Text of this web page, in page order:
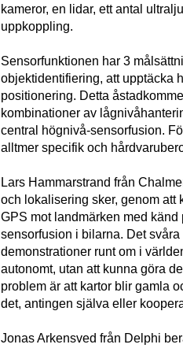
kameror, en lidar, ett antal
uppkoppling.
Sensorfunktionen har 3
objektidentifiering, att upptäcka
positionering. Detta
kombinationer av
central högnivå-sensorfusion.
alltmer specifik och
Lars Hammarstrand från
och lokalisering sker, genom att
GPS mot landmärken med
sensorfusion i bilarna. Det
demonstrationer runt om i
autonomt, utan att kunna göra
problem är att kartor blir gamla
det, antingen själva eller
Jonas Arkensved från Delphi